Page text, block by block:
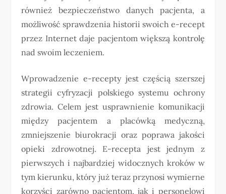
również bezpieczeństwo danych pacjenta, a
możliwość sprawdzenia historii swoich e-recept
przez Internet daje pacjentom większą kontrolę
nad swoim leczeniem.
Wprowadzenie e-recepty jest częścią szerszej
strategii cyfryzacji polskiego systemu ochrony
zdrowia. Celem jest usprawnienie komunikacji
między pacjentem a placówką medyczną,
zmniejszenie biurokracji oraz poprawa jakości
opieki zdrowotnej. E-recepta jest jednym z
pierwszych i najbardziej widocznych kroków w
tym kierunku, który już teraz przynosi wymierne
korzyści zarówno pacjentom, jak i personelowi